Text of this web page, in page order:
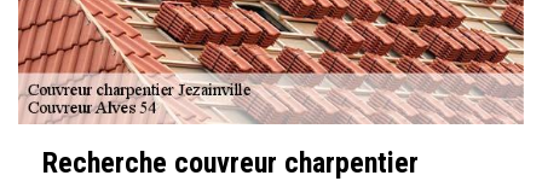
Recherche couvreur charpentier